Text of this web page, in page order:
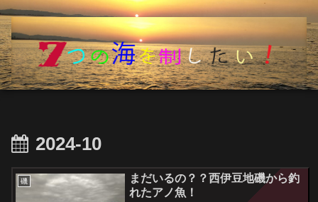
2024-10
磯
まだいるの？？西伊豆地磯から釣
れたアノ魚！